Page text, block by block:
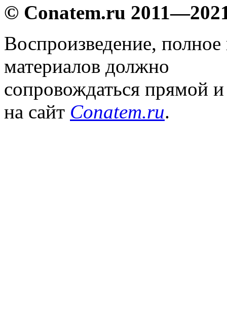
© Conatem.ru
Воспроизведение,
материалов должно
сопровождаться прямой
на сайт Conatem.ru.